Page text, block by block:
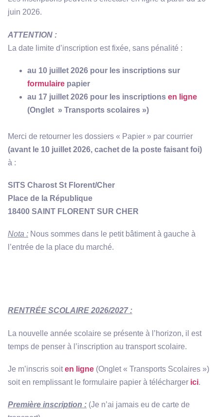
juin 2026.
ATTENTION :
La date limite d’inscription est fixée, sans pénalité :
au 10 juillet 2026 pour les inscriptions sur
formulaire papier
au 17 juillet 2026 pour les inscriptions en ligne
(Onglet » Transports scolaires »)
Merci de retourner les dossiers « Papier » par courrier
(avant le 10 juillet 2026, cachet de la poste faisant foi)
à :
SITS Charost St Florent/Cher
Place de la République
18400 SAINT FLORENT SUR CHER
Nota : Nous sommes dans le petit bâtiment à gauche à
l’entrée de la place du marché.
RENTRÉE SCOLAIRE 2026/2027 :
La nouvelle année scolaire se présente à l’horizon, il est
temps de penser à l’inscription au transport scolaire.
Je m’inscris soiten ligne (Onglet « Transports Scolaires »)
soit en remplissant le formulaire papier à télécharger ici.
Première inscription : (Je n’ai jamais eu de carte de